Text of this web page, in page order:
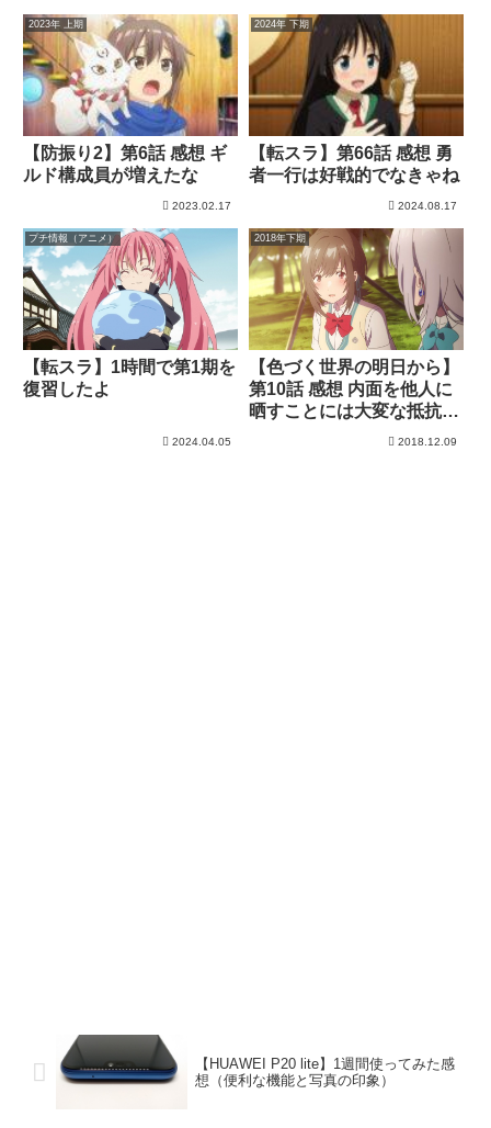
2023年 上期
【防振り2】第6話 感想 ギ
ルド構成員が増えたな
2023.02.17
2024年 下期
【転スラ】第66話 感想 勇
者一行は好戦的でなきゃね
2024.08.17
プチ情報（アニメ）
【転スラ】1時間で第1期を
復習したよ
2024.04.05
2018年下期
【色づく世界の明日から】
第10話 感想 内面を他人に
晒すことには大変な抵抗が
2018.12.09
【HUAWEI P20 lite】1週間使ってみた感
想（便利な機能と写真の印象）